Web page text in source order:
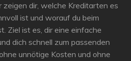
dir, welche Kreditarten es
ist und worauf du beim
Ziel ist es, dir eine einfache
dich schnell zum passenden
unnötige Kosten und ohne